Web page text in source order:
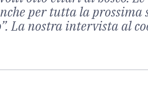
per tutta la prossima
La nostra intervista al